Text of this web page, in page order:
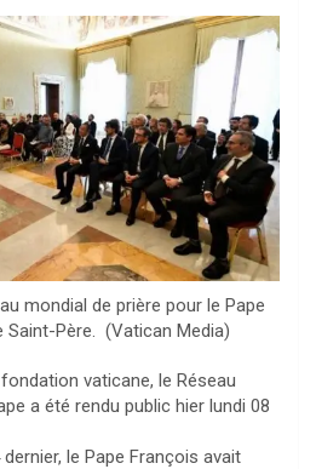
mondial de prière pour le Pape
Saint-Père. (Vatican Media)
vaticane, le Réseau
a été rendu public hier lundi 08
le Pape François avait